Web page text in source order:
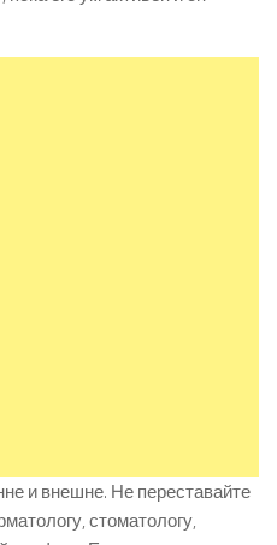
и внешне. Не переставайте
стоматологу,